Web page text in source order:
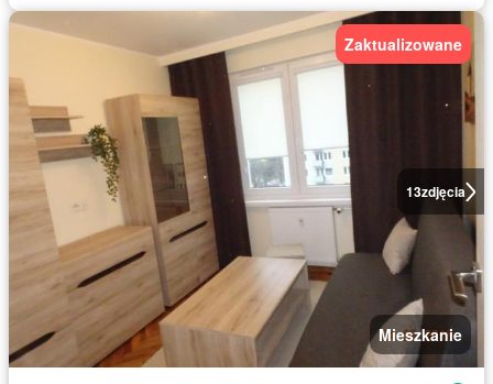
13zdjęcia
Zaktualizowane
Mieszkanie